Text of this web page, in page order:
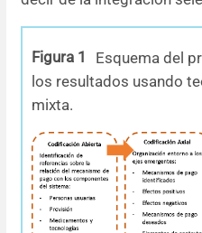
Figura 1
Esquema del
los resultados usando
mixta.